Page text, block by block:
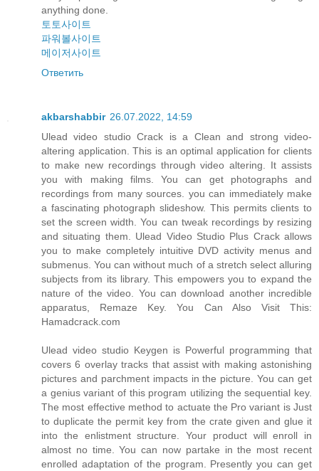
anything done.
토토사이트
파워볼사이트
메이저사이트
Ответить
akbarshabbir 26.07.2022, 14:59
Ulead video studio Crack is a Clean and strong video-
altering application. This is an optimal application for clients
to make new recordings through video altering. It assists
you with making films. You can get photographs and
recordings from many sources. you can immediately make
a fascinating photograph slideshow. This permits clients to
set the screen width. You can tweak recordings by resizing
and situating them. Ulead Video Studio Plus Crack allows
you to make completely intuitive DVD activity menus and
submenus. You can without much of a stretch select alluring
subjects from its library. This empowers you to expand the
nature of the video. You can download another incredible
apparatus, Remaze Key. You Can Also Visit This:
Hamadcrack.com
Ulead video studio Keygen is Powerful programming that
covers 6 overlay tracks that assist with making astonishing
pictures and parchment impacts in the picture. You can get
a genius variant of this program utilizing the sequential key.
The most effective method to actuate the Pro variant is Just
to duplicate the permit key from the crate given and glue it
into the enlistment structure. Your product will enroll in
almost no time. You can now partake in the most recent
enrolled adaptation of the program. Presently you can get